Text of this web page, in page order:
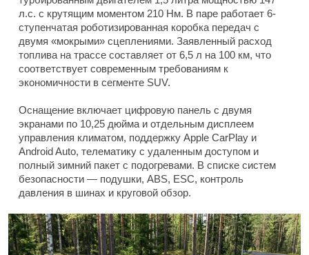
л.с. с крутящим моментом 210 Нм. В паре работает 6-
ступенчатая роботизированная коробка передач с
двумя «мокрыми» сцеплениями. Заявленный расход
топлива на трассе составляет от 6,5 л на 100 км, что
соответствует современным требованиям к
экономичности в сегменте SUV.
Оснащение включает цифровую панель с двумя
экранами по 10,25 дюйма и отдельным дисплеем
управления климатом, поддержку Apple CarPlay и
Android Auto, телематику с удаленным доступом и
полный зимний пакет с подогревами. В списке систем
безопасности — подушки, ABS, ESC, контроль
давления в шинах и круговой обзор.